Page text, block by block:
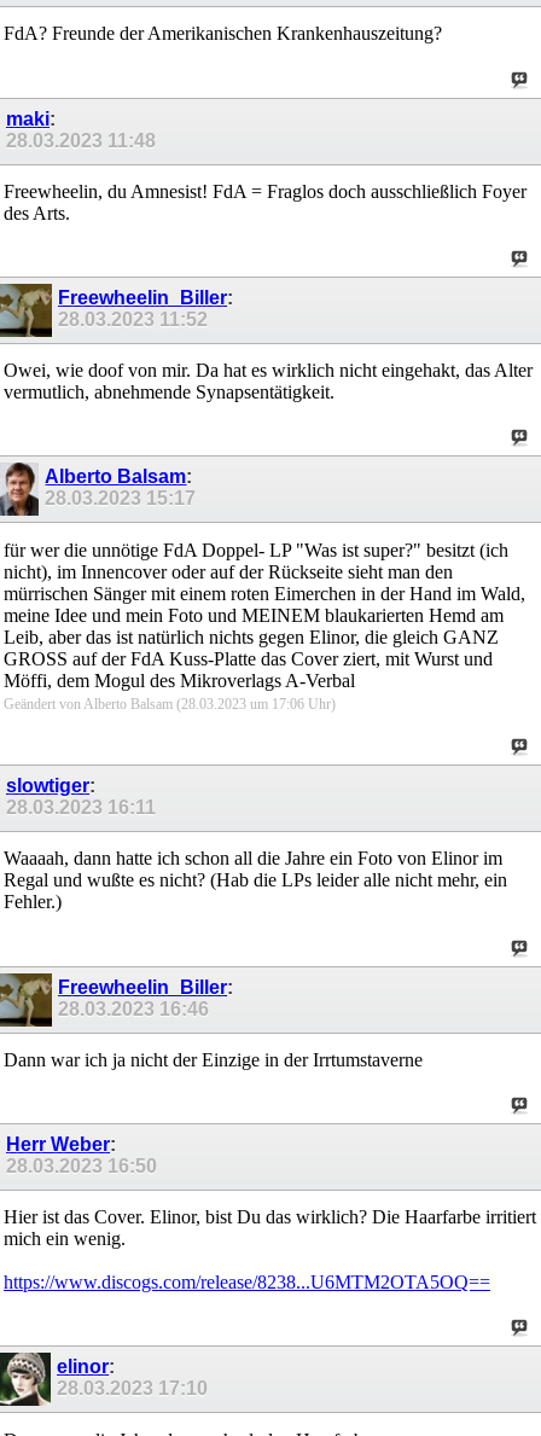
FdA? Freunde der Amerikanischen Krankenhauszeitung?
maki:
28.03.2023 11:48
Freewheelin, du Amnesist! FdA = Fraglos doch ausschließlich Foyer
des Arts.
Freewheelin_Biller:
28.03.2023 11:52
Owei, wie doof von mir. Da hat es wirklich nicht eingehakt, das Alter
vermutlich, abnehmende Synapsentätigkeit.
Alberto Balsam:
28.03.2023 15:17
für wer die unnötige FdA Doppel- LP "Was ist super?" besitzt (ich
nicht), im Innencover oder auf der Rückseite sieht man den
mürrischen Sänger mit einem roten Eimerchen in der Hand im Wald,
meine Idee und mein Foto und MEINEM blaukarierten Hemd am
Leib, aber das ist natürlich nichts gegen Elinor, die gleich GANZ
GROSS auf der FdA Kuss-Platte das Cover ziert, mit Wurst und
Möffi, dem Mogul des Mikroverlags A-Verbal
Geändert von Alberto Balsam (28.03.2023 um 17:06 Uhr)
slowtiger:
28.03.2023 16:11
Waaaah, dann hatte ich schon all die Jahre ein Foto von Elinor im
Regal und wußte es nicht? (Hab die LPs leider alle nicht mehr, ein
Fehler.)
Freewheelin_Biller:
28.03.2023 16:46
Dann war ich ja nicht der Einzige in der Irrtumstaverne
Herr Weber:
28.03.2023 16:50
Hier ist das Cover. Elinor, bist Du das wirklich? Die Haarfarbe irritiert
mich ein wenig.
https://www.discogs.com/release/8238...U6MTM2OTA5OQ==
elinor:
28.03.2023 17:10